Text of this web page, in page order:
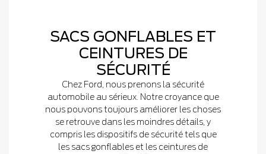
SACS GONFLABLES ET
CEINTURES DE
SÉCURITÉ
Chez Ford, nous prenons la sécurité
automobile au sérieux. Notre croyance que
nous pouvons toujours améliorer les choses
se retrouve dans les moindres détails, y
compris les dispositifs de sécurité tels que
les sacs gonflables et les ceintures de